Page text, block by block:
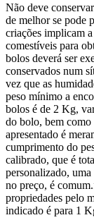
Não deve
de melhor se pode
criações implicam
comestíveis para
bolos deverá ser
conservados num
vez que as
peso mínimo a
bolos é de 2 Kg,
do bolo, bem como
apresentado é
cumprimento do
calibrado, que é
personalizado,
no preço, é
propriedades pelo
indicado é para 1